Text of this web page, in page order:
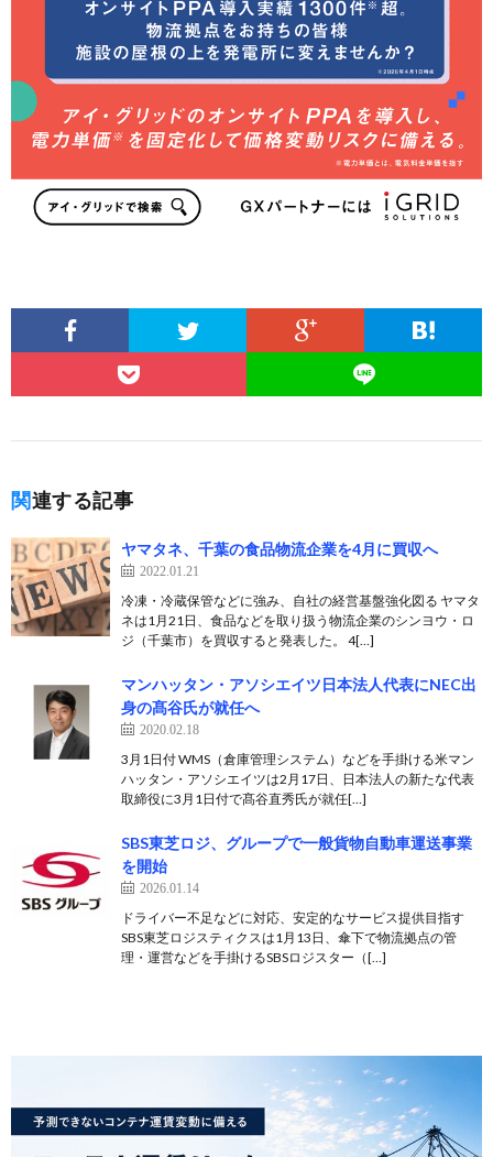
関連する記事
ヤマタネ、千葉の食品物流企業を4月に買収へ
2022.01.21
冷凍・冷蔵保管などに強み、自社の経営基盤強化図る ヤマタ
ネは1月21日、食品などを取り扱う物流企業のシンヨウ・ロ
ジ（千葉市）を買収すると発表した。 4[…]
マンハッタン・アソシエイツ日本法人代表にNEC出
身の髙谷氏が就任へ
2020.02.18
3月1日付 WMS（倉庫管理システム）などを手掛ける米マン
ハッタン・アソシエイツは2月17日、日本法人の新たな代表
取締役に3月1日付で髙谷直秀氏が就任[…]
SBS東芝ロジ、グループで一般貨物自動車運送事業
を開始
2026.01.14
ドライバー不足などに対応、安定的なサービス提供目指す
SBS東芝ロジスティクスは1月13日、傘下で物流拠点の管
理・運営などを手掛けるSBSロジスター（[…]